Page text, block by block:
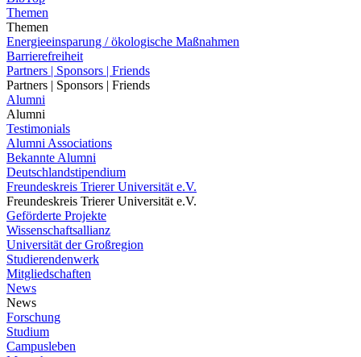
Themen
Themen
Energieeinsparung / ökologische Maßnahmen
Barrierefreiheit
Partners | Sponsors | Friends
Partners | Sponsors | Friends
Alumni
Alumni
Testimonials
Alumni Associations
Bekannte Alumni
Deutschlandstipendium
Freundeskreis Trierer Universität e.V.
Freundeskreis Trierer Universität e.V.
Geförderte Projekte
Wissenschaftsallianz
Universität der Großregion
Studierendenwerk
Mitgliedschaften
News
News
Forschung
Studium
Campusleben